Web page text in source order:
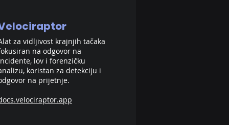
za vidljivost krajnjih tačaka
na odgovor na
lov i forenzičku
koristan za detekciju i
na prijetnje.